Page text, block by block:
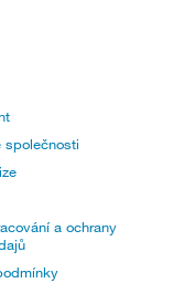
společnosti
a ochrany